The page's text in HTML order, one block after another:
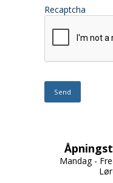
Recaptcha
Mandag -